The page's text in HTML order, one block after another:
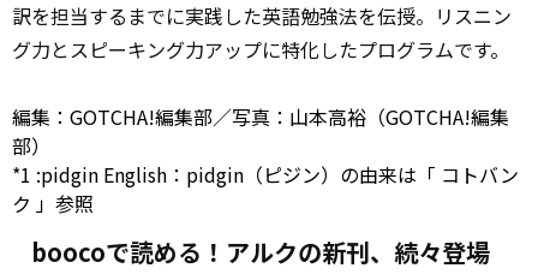
訳を担当するまでに実践した英語勉強法を伝授。リスニン
グ力とスピーキング力アップに特化したプログラムです。
編集：GOTCHA!編集部／写真：山本高裕（GOTCHA!編集
部）
*1 :pidgin English：pidgin（ピジン）の由来は「 コトバン
ク 」参照
boocoで読める！アルクの新刊、続々登場